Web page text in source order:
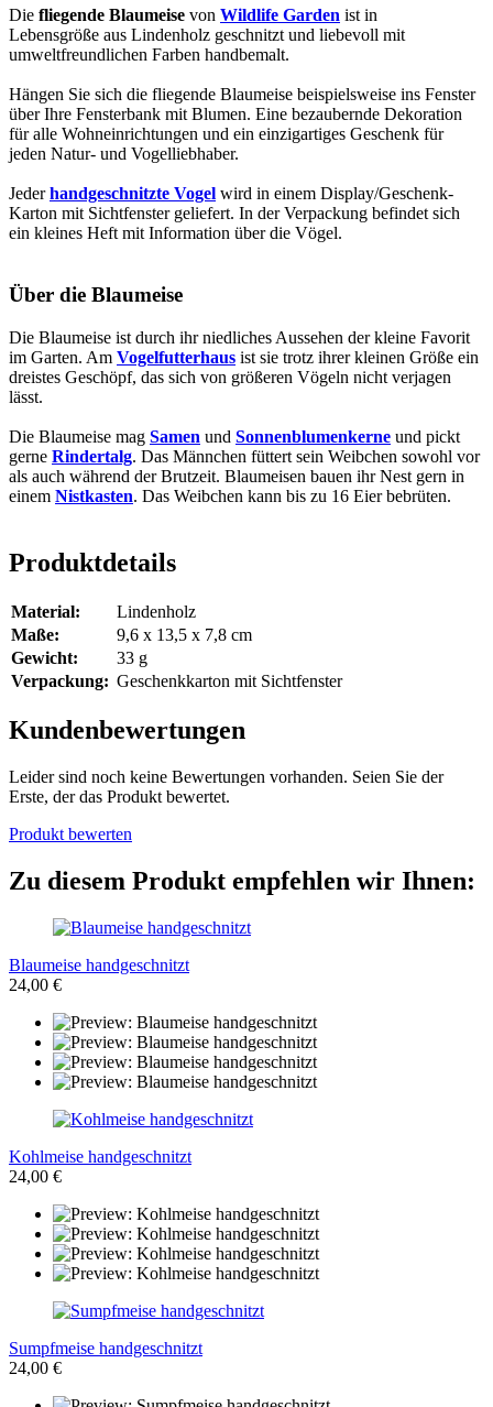
Die fliegende Blaumeise von Wildlife Garden ist in
Lebensgröße aus Lindenholz geschnitzt und liebevoll mit
umweltfreundlichen Farben handbemalt.
Hängen Sie sich die fliegende Blaumeise beispielsweise ins Fenster
über Ihre Fensterbank mit Blumen. Eine bezaubernde Dekoration
für alle Wohneinrichtungen und ein einzigartiges Geschenk für
jeden Natur- und Vogelliebhaber.
Jederhandgeschnitzte Vogel wird in einem Display/Geschenk-
Karton mit Sichtfenster geliefert. In der Verpackung befindet sich
ein kleines Heft mit Information über die Vögel.
Über die Blaumeise
Die Blaumeise ist durch ihr niedliches Aussehen der kleine Favorit
im Garten. Am Vogelfutterhaus ist sie trotz ihrer kleinen Größe ein
dreistes Geschöpf, das sich von größeren Vögeln nicht verjagen
lässt.
Die Blaumeise mag Samen und Sonnenblumenkerne und pickt
gerne Rindertalg. Das Männchen füttert sein Weibchen sowohl vor
als auch während der Brutzeit. Blaumeisen bauen ihr Nest gern in
einem Nistkasten. Das Weibchen kann bis zu 16 Eier bebrüten.
Produktdetails
Material:
Lindenholz
Maße:
9,6 x 13,5 x 7,8 cm
Gewicht:
33 g
Verpackung: Geschenkkarton mit Sichtfenster
Kundenbewertungen
Leider sind noch keine Bewertungen vorhanden. Seien Sie der
Erste, der das Produkt bewertet.
Produkt bewerten
Zu diesem Produkt empfehlen wir Ihnen:
Blaumeise handgeschnitzt
24,00 €
Kohlmeise handgeschnitzt
24,00 €
Sumpfmeise handgeschnitzt
24,00 €